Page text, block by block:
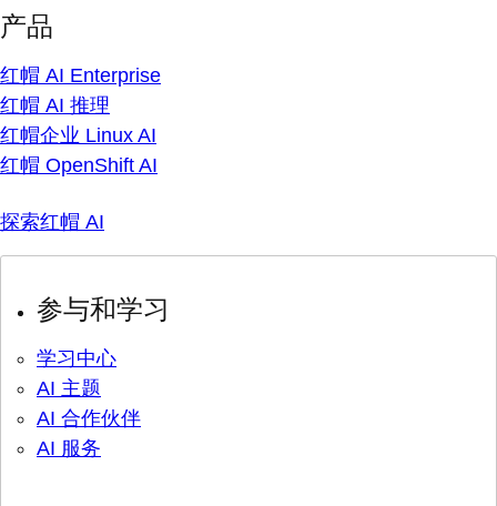
产品
红帽 AI Enterprise
红帽 AI 推理
红帽企业 Linux AI
红帽 OpenShift AI
探索红帽 AI
参与和学习
学习中心
AI 主题
AI 合作伙伴
AI 服务